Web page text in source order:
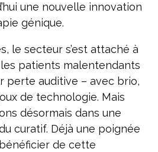
une nouvelle innovation
génique.
le secteur s’est attaché à
patients malentendants
perte auditive – avec brio,
de technologie. Mais
désormais dans une
curatif. Déjà une poignée
de cette